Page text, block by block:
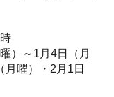
）～1月4日（月
月曜）・2月1日